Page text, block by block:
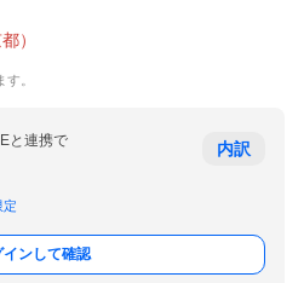
）
。
と連携で
定
内訳
インして確認